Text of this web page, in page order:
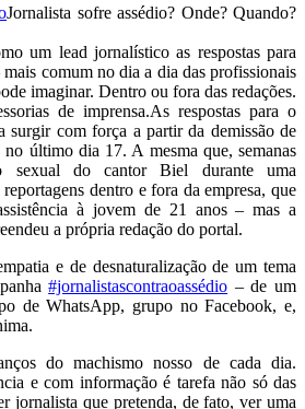
Jornalista sofre assédio? Onde? Quando?
um lead jornalístico as respostas para
mais comum no dia a dia das profissionais
imaginar. Dentro ou fora das redações.
de imprensa.As respostas para o
surgir com força a partir da demissão de
último dia 17. A mesma que, semanas
sexual do cantor Biel durante uma
dentro e fora da empresa, que
à jovem de 21 anos – mas a
a própria redação do portal.
e de desnaturalização de um tema
‪#‎jornalistascontraoassédio‬ – de um
de WhatsApp, grupo no Facebook, e,
do machismo nosso de cada dia.
e com informação é tarefa não só das
jornalista que pretenda, de fato, ver uma